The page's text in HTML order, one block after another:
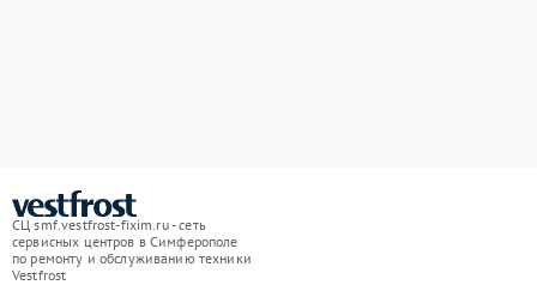
СЦ smf.vestfrost-fixim.ru - сеть
сервисных центров в Симферополе
по ремонту и обслуживанию техники
Vestfrost